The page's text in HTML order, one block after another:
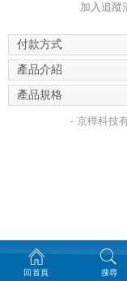
加入追蹤
付款方式
產品介紹
產品規格
- 京樺科技
回首頁 搜尋